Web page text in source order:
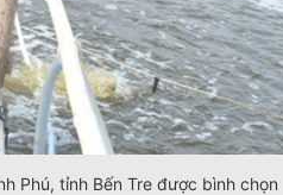
Phú, tỉnh Bến Tre được bình chọn